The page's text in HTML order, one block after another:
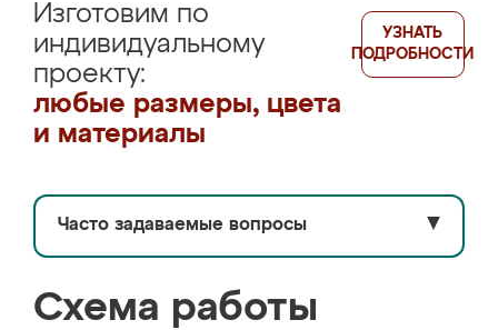
Изготовим по
индивидуальному
проекту:
любые размеры, цвета
и материалы
УЗНАТЬ
ПОДРОБНОСТИ
Часто задаваемые вопросы ▼
Схема работы